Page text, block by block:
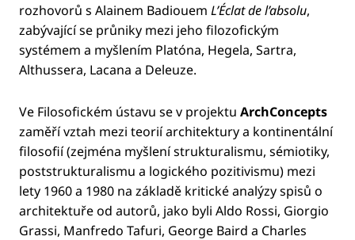
rozhovorů s Alainem Badiouem L’Éclat de l’absolu,
zabývající se průniky mezi jeho filozofickým
systémem a myšlením Platóna, Hegela, Sartra,
Althussera, Lacana a Deleuze.
Ve Filosofickém ústavu se v projektu ArchConcepts
zaměří vztah mezi teorií architektury a kontinentální
filosofií (zejména myšlení strukturalismu, sémiotiky,
poststrukturalismu a logického pozitivismu) mezi
lety 1960 a 1980 na základě kritické analýzy spisů o
architektuře od autorů, jako byli Aldo Rossi, Giorgio
Grassi, Manfredo Tafuri, George Baird a Charles